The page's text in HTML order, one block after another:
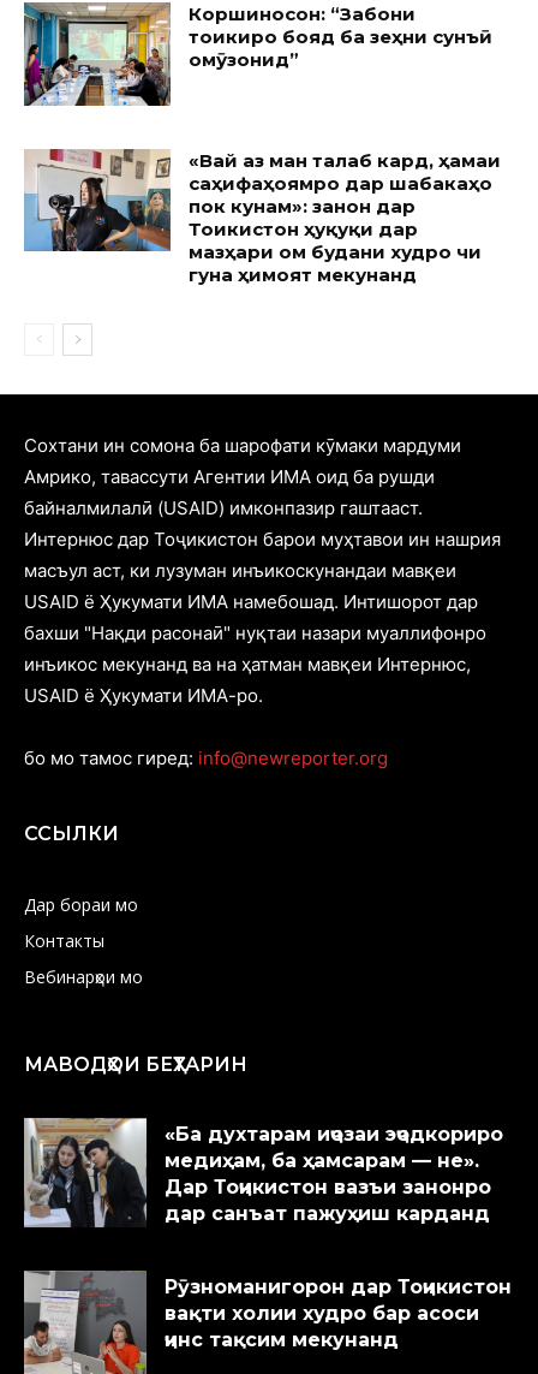
Коршиносон: “Забони
тоҷикиро бояд ба зеҳни сунъӣ
омӯзонид”
«Вай аз ман талаб кард, ҳамаи
саҳифаҳоямро дар шабакаҳо
пок кунам»: занон дар
Тоҷикистон ҳуқуқи дар
мазҳари ом будани худро чи
гуна ҳимоят мекунанд
Cохтани ин сомона ба шарофати кӯмаки мардуми
Амрико, тавассути Агентии ИМА оид ба рушди
байналмилалӣ (USAID) имконпазир гаштааст.
Интернюс дар Тоҷикистон барои муҳтавои ин нашрия
масъул аст, ки лузуман инъикоскунандаи мавқеи
USAID ё Ҳукумати ИМА намебошад. Интишорот дар
бахши "Нақди расонаӣ" нуқтаи назари муаллифонро
инъикос мекунанд ва на ҳатман мавқеи Интернюс,
USAID ё Ҳукумати ИМА-ро.
бо мо тамос гиред: info@newreporter.org
ССЫЛКИ
Дар бораи мо
Контакты
Вебинарҳои мо
МАВОДҲОИ БЕҲТАРИН
«Ба духтарам иҷозаи эҷодкориро
медиҳам, ба ҳамсарам — не».
Дар Тоҷикистон вазъи занонро
дар санъат пажуҳиш карданд
Рӯзноманигорон дар Тоҷикистон
вақти холии худро бар асоси
ҷинс тақсим мекунанд